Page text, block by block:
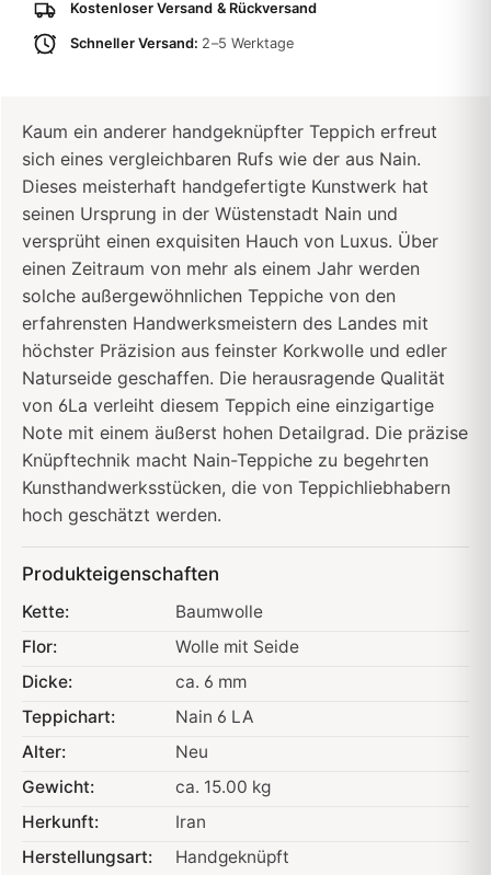
Kostenloser Versand & Rückversand
Schneller Versand: 2–5 Werktage
Kaum ein anderer handgeknüpfter Teppich erfreut
sich eines vergleichbaren Rufs wie der aus Nain.
Dieses meisterhaft handgefertigte Kunstwerk hat
seinen Ursprung in der Wüstenstadt Nain und
versprüht einen exquisiten Hauch von Luxus. Über
einen Zeitraum von mehr als einem Jahr werden
solche außergewöhnlichen Teppiche von den
erfahrensten Handwerksmeistern des Landes mit
höchster Präzision aus feinster Korkwolle und edler
Naturseide geschaffen. Die herausragende Qualität
von 6La verleiht diesem Teppich eine einzigartige
Note mit einem äußerst hohen Detailgrad. Die präzise
Knüpftechnik macht Nain-Teppiche zu begehrten
Kunsthandwerksstücken, die von Teppichliebhabern
hoch geschätzt werden.
Produkteigenschaften
Kette:
Baumwolle
Flor:
Wolle mit Seide
Dicke:
ca. 6 mm
Teppichart:
Nain 6 LA
Alter:
Neu
Gewicht:
ca. 15.00 kg
Herkunft:
Iran
Herstellungsart:
Handgeknüpft